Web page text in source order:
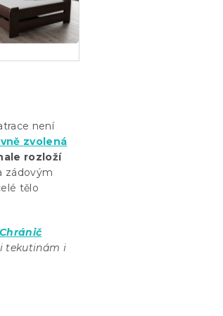
není
zvolená
rozloží
zádovým
tělo
Chránič
tekutinám i